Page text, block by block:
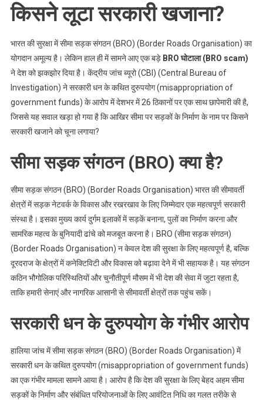
किसने लूटा सरकारी खजाना?
भारत की सुरक्षा में सीमा सड़क संगठन (BRO) (Border Roads Organisation) का
योगदान अमूल्य है। लेकिन हाल ही में सामने आए एक बड़े BRO घोटाला (BRO scam)
ने देश को झकझोर दिया है। केंद्रीय जांच ब्यूरो (CBI) (Central Bureau of
Investigation) ने सरकारी धन के कथित दुरुपयोग (misappropriation of
government funds) के आरोप में देशभर में 26 ठिकानों पर एक साथ छापेमारी की है,
जिससे यह सवाल खड़ा हो गया है कि आखिर सीमा पर सड़कों के निर्माण के नाम पर किसने
सरकारी खजाने को चूना लगाया?
सीमा सड़क संगठन (BRO) क्या है?
सीमा सड़क संगठन (BRO) (Border Roads Organisation) भारत की सीमावर्ती
क्षेत्रों में सड़क नेटवर्क के विकास और रखरखाव के लिए जिम्मेदार एक महत्वपूर्ण सरकारी
संस्था है। इसका मुख्य कार्य दुर्गम इलाकों में सड़कें बनाना, पुलों का निर्माण करना और
सामरिक महत्व के बुनियादी ढांचे को मजबूत करना है। BRO (सीमा सड़क संगठन)
(Border Roads Organisation) न केवल देश की सुरक्षा के लिए महत्वपूर्ण है, बल्कि
दूरदराज के क्षेत्रों में कनेक्टिविटी और विकास को बढ़ावा देने में भी सहायक है। यह संगठन
कठिन भौगोलिक परिस्थितियों और चुनौतीपूर्ण मौसम में भी देश की सेवा में जुटा रहता है,
ताकि हमारी सेनाएं और नागरिक आसानी से सीमावर्ती क्षेत्रों तक पहुंच सकें।
सरकारी धन के दुरुपयोग के गंभीर आरोप
हालिया जांच में सीमा सड़क संगठन (BRO) (Border Roads Organisation) में
सरकारी धन के कथित दुरुपयोग (misappropriation of government funds)
का एक गंभीर मामला सामने आया है। आरोप है कि देश की सुरक्षा के लिए बेहद अहम सीमा
सड़कों के निर्माण और संबंधित परियोजनाओं के लिए आवंटित निधि का गलत तरीके से